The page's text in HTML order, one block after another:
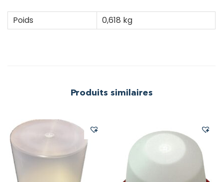
Poids 0,618 kg
Produits similaires